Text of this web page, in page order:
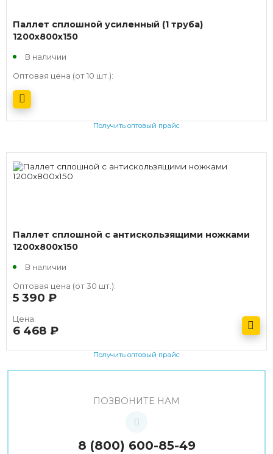
Паллет сплошной усиленный (1 труба)
1200х800х150
В наличии
Оптовая цена (от 10 шт.):
Получить оптовый прайс
Паллет сплошной с антискользящими ножками
1200х800х150
В наличии
Оптовая цена (от 30 шт.):
5 390
Цена:
6 468
Получить оптовый прайс
ПОЗВОНИТЕ НАМ
8 (800) 600-85-49